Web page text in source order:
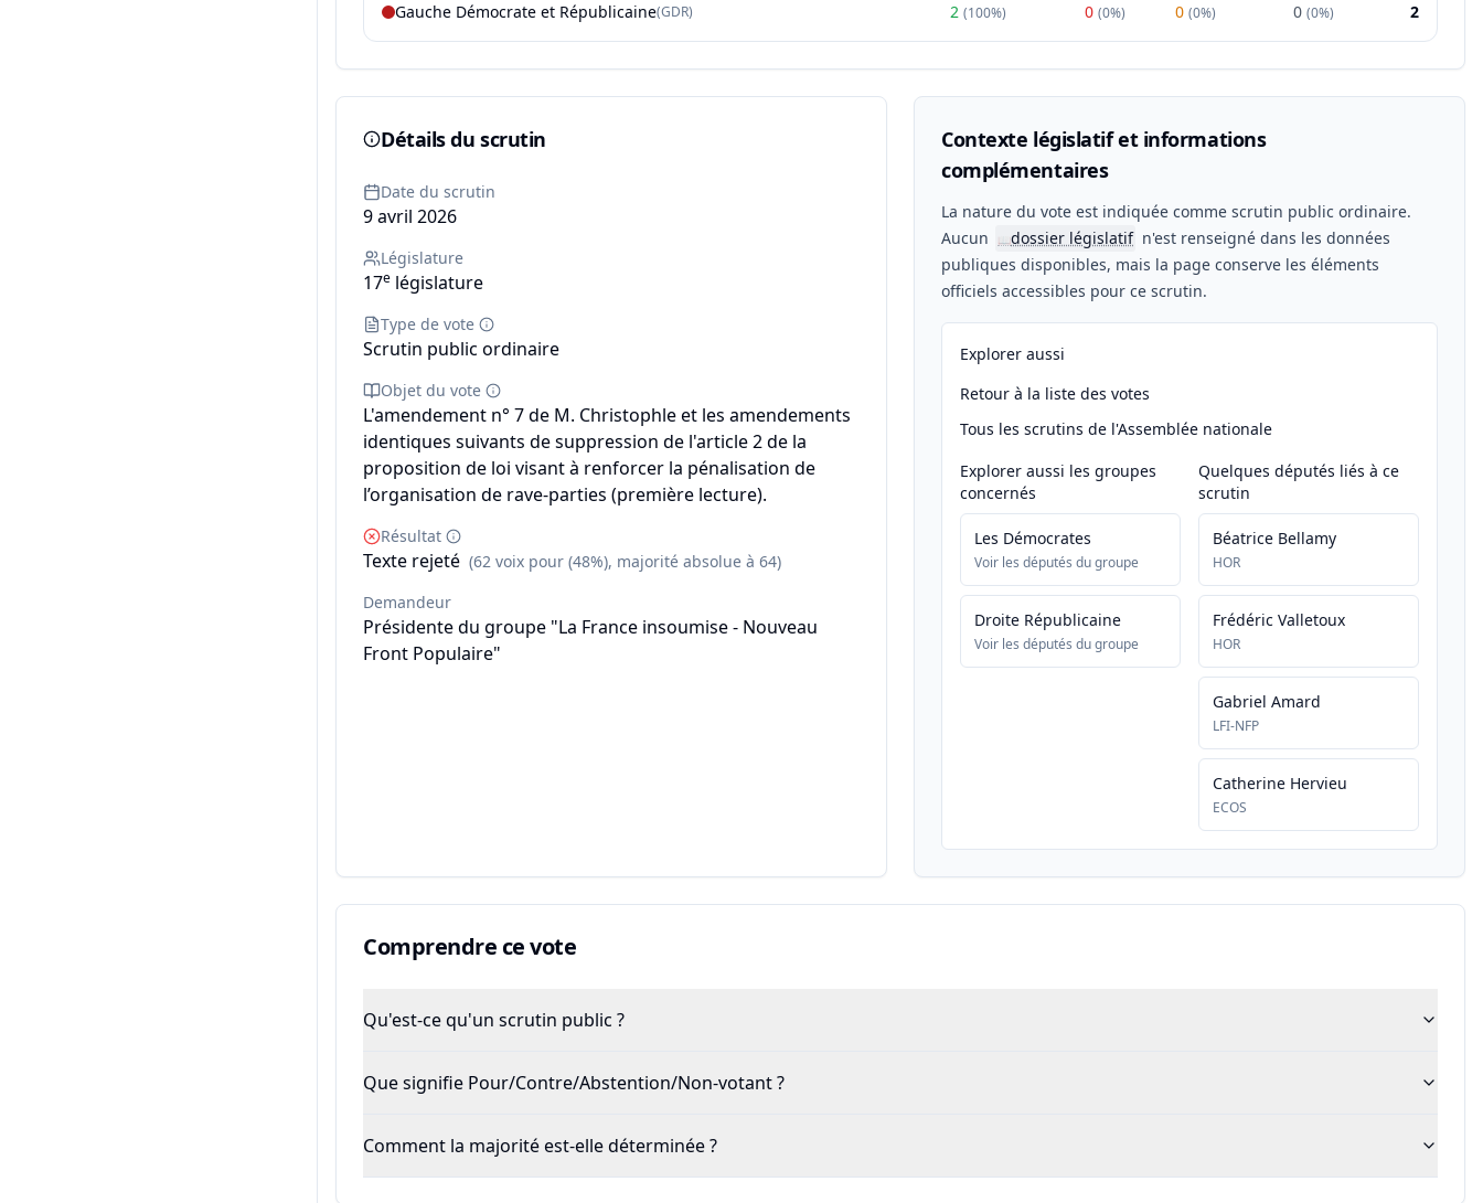
Gauche Démocrate et Républicaine(GDR) 2 (100%) 0 (0%) 0 (0%) 0 (0%) 2
Détails du scrutin
Date du scrutin
9 avril 2026
Législature
17e législature
Type de vote
Scrutin public ordinaire
Objet du vote
L'amendement n° 7 de M. Christophle et les amendements
identiques suivants de suppression de l'article 2 de la
proposition de loi visant à renforcer la pénalisation de
l’organisation de rave-parties (première lecture).
Résultat
Texte rejeté (62 voix pour (48%), majorité absolue à 64)
Demandeur
Présidente du groupe "La France insoumise - Nouveau
Front Populaire"
Contexte législatif et informations
complémentaires
La nature du vote est indiquée comme scrutin public ordinaire.
Aucun
📖dossier législatif n'est renseigné dans les données
publiques disponibles, mais la page conserve les éléments
officiels accessibles pour ce scrutin.
Explorer aussi
Retour à la liste des votes
Tous les scrutins de l'Assemblée nationale
Explorer aussi les groupes
concernés
Les Démocrates
Voir les députés du groupe
Droite Républicaine
Voir les députés du groupe
Quelques députés liés à ce
scrutin
Béatrice Bellamy
HOR
Frédéric Valletoux
HOR
Gabriel Amard
LFI-NFP
Catherine Hervieu
ECOS
Comprendre ce vote
Qu'est-ce qu'un scrutin public ?
Que signifie Pour/Contre/Abstention/Non-votant ?
Comment la majorité est-elle déterminée ?